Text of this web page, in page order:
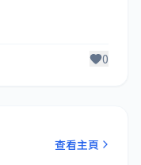
0
查看主頁